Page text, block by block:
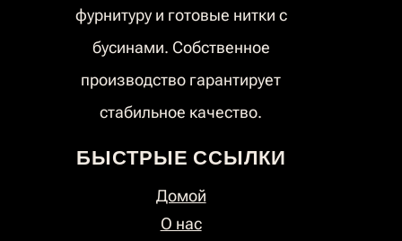
фурнитуру и готовые нитки с
бусинами. Собственное
производство гарантирует
стабильное качество.
БЫСТРЫЕ ССЫЛКИ
Домой
О нас